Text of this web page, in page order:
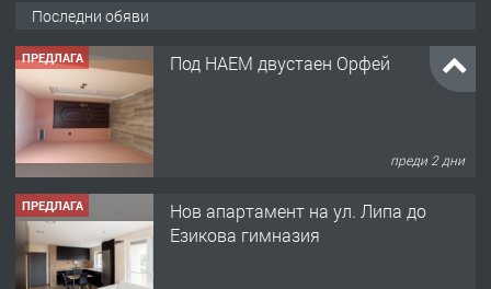
Последни обяви
ПРЕДЛАГА Под НАЕМ двустаен Орфей
преди 2 дни
ПРЕДЛАГА
Нов апартамент на ул. Липа до
Езикова гимназия